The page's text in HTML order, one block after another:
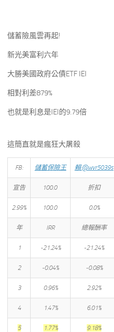
儲蓄險風雲再起!
新光美富利六年
大勝美國政府公債ETF IEI
相對利差879%
也就是利息是IEI的9.79倍
這簡直就是瘋狂大屠殺
FB: 儲蓄保險王 賴:@wvr5039s
宣告 100.0 折扣
2.99% 100.0 0.0%
年 IRR 總報酬率
1 -21.24% -21.24%
2 -0.04% -0.08%
3 0.96% 2.92%
4 1.47% 6.01%
5 1.77% 9.18%